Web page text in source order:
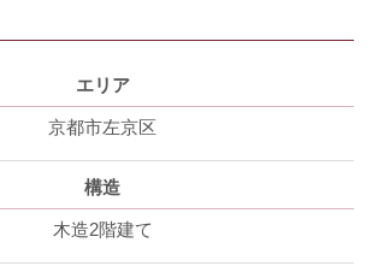
エリア
京都市左京区
構造
木造2階建て